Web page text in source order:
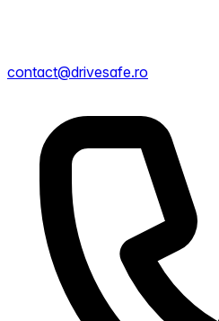
contact@drivesafe.ro